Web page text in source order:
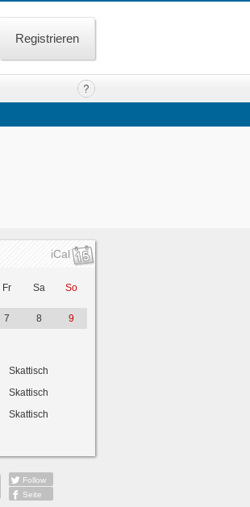
Registrieren
iCal
Fr Sa So
7 8 9
Skattisch
Skattisch
Skattisch
Follow
Seite